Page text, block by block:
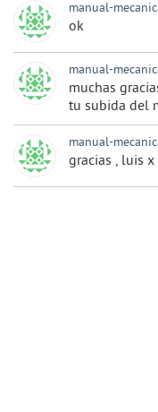
manual-
ok
manual-
muchas
tu subida del
manual-
gracias , luis